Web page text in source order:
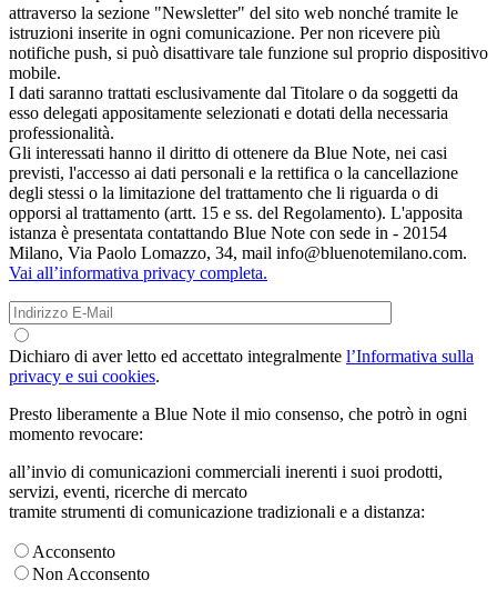
attraverso la sezione "Newsletter" del sito web nonché tramite le
istruzioni inserite in ogni comunicazione. Per non ricevere più
notifiche push, si può disattivare tale funzione sul proprio dispositivo
mobile.
I dati saranno trattati esclusivamente dal Titolare o da soggetti da
esso delegati appositamente selezionati e dotati della necessaria
professionalità.
Gli interessati hanno il diritto di ottenere da Blue Note, nei casi
previsti, l'accesso ai dati personali e la rettifica o la cancellazione
degli stessi o la limitazione del trattamento che li riguarda o di
opporsi al trattamento (artt. 15 e ss. del Regolamento). L'apposita
istanza è presentata contattando Blue Note con sede in - 20154
Milano, Via Paolo Lomazzo, 34, mail info@bluenotemilano.com.
Vai all’informativa privacy completa.
Dichiaro di aver letto ed accettato integralmente l’Informativa sulla
privacy e sui cookies.
Presto liberamente a Blue Note il mio consenso, che potrò in ogni
momento revocare:
all’invio di comunicazioni commerciali inerenti i suoi prodotti,
servizi, eventi, ricerche di mercato
tramite strumenti di comunicazione tradizionali e a distanza:
Acconsento
Non Acconsento